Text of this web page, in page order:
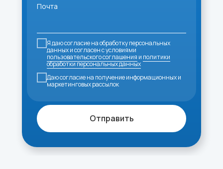
Почта
Я даю согласие на обработку персональных
данных и согласен с условиями
пользовательского соглашения и политики
обработки персональных данных
Даю согласие на получение информационных и
маркетинговых рассылок
Отправить